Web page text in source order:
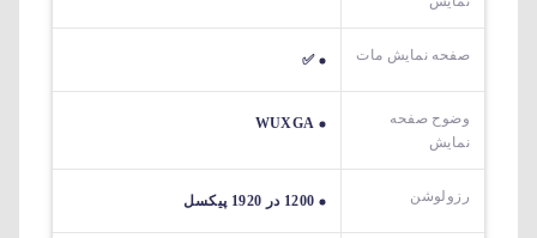
صفحه نمایش مات ✅
وضوح صفحه
نمایش
WUXGA
رزولوشن 1200 در 1920 پیکسل